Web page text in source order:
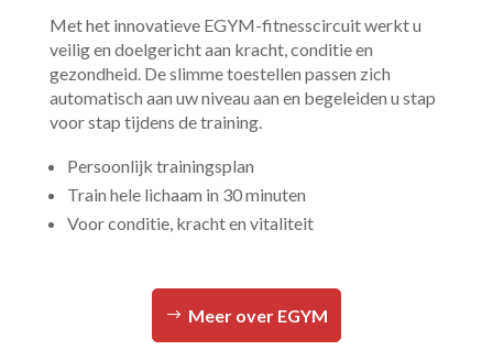
Met het innovatieve EGYM-fitnesscircuit werkt u
veilig en doelgericht aan kracht, conditie en
gezondheid. De slimme toestellen passen zich
automatisch aan uw niveau aan en begeleiden u stap
voor stap tijdens de training.
Persoonlijk trainingsplan
Train hele lichaam in 30 minuten
Voor conditie, kracht en vitaliteit
Meer over EGYM